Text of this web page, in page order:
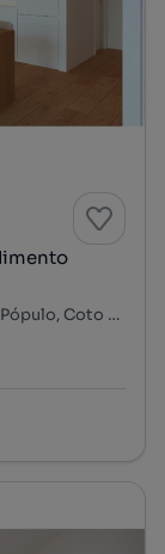
Rua da Praça de Touros, Nossa Senhora do Pópulo, Coto e São Gregório, Caldas da Rainha, Leiria